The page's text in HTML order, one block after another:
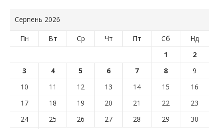
Серпень 2026
Пн Вт Ср Чт Пт Сб
Нд
1
2
3
4 5 6 7 8
9
10
11 12 13 14 15
16
17
18 19 20 21 22
23
24
25 26 27 28 29
30